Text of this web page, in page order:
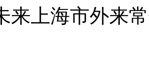
来上海市外来